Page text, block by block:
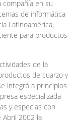
compañía en su
de informática
Latinoamérica,
para productos
de la
de cuarzo y
integró a principios
especializada
y especias con
Abril 2002 la